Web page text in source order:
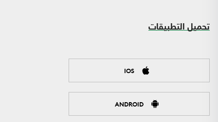
تحميل التطبيقات
IOS
ANDROID